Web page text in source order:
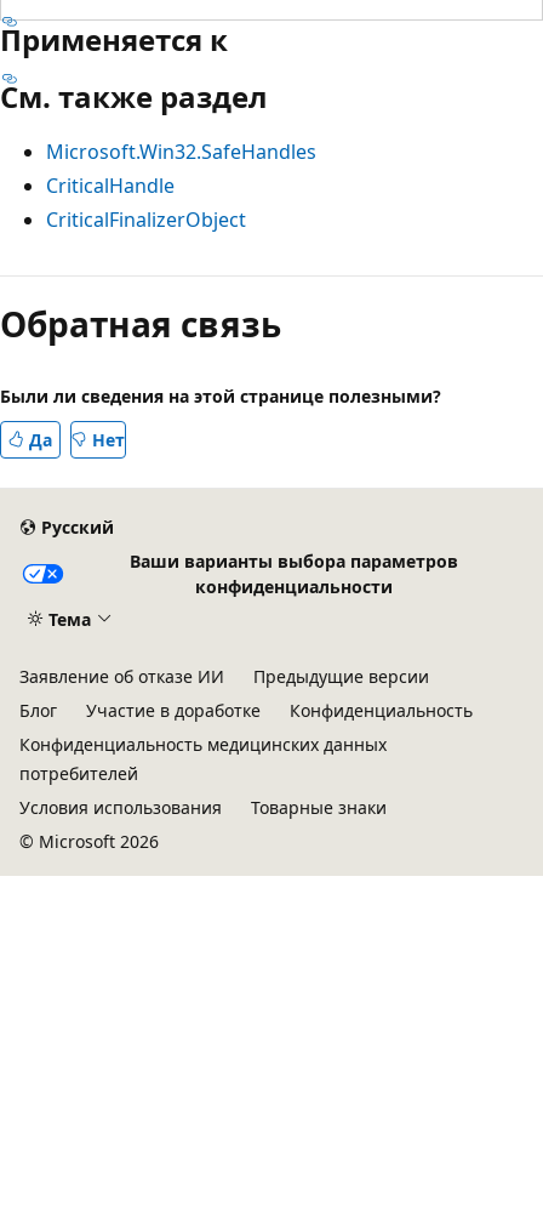
Применяется к
См. также раздел
Microsoft.Win32.SafeHandles
CriticalHandle
CriticalFinalizerObject
Обратная связь
Были ли сведения на этой странице полезными?
Да
Нет
Русский
Ваши варианты выбора параметров
конфиденциальности
Тема
Заявление об отказе ИИ
Предыдущие версии
Блог
Участие в доработке
Конфиденциальность
Конфиденциальность медицинских данных
потребителей
Условия использования
Товарные знаки
© Microsoft 2026